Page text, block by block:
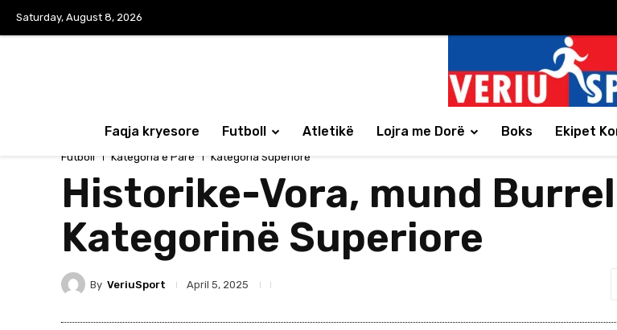
Saturday, August 8, 2026
Faqja kryesore Futboll Atletikë Lojra me Dorë Boks Ekipet
Futboll Kategoria e Parë Kategoria Superiore
Historike-Vora, mund
Kategorinë Superiore
By VeriuSport April 5, 2025